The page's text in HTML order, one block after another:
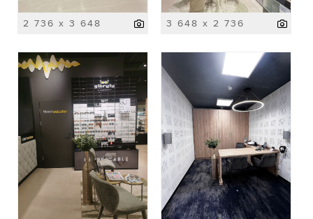
2 736 x 3 648 3 648 x 2 736